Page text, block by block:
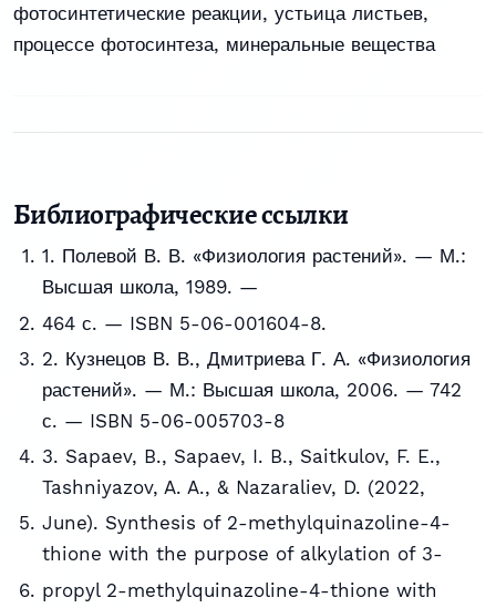
фотосинтетические реакции, устьица листьев,
процессе фотосинтеза, минеральные вещества
Библиографические ссылки
1. Полевой В. В. «Физиология растений». — М.:
Высшая школа, 1989. —
464 с. — ISBN 5-06-001604-8.
2. Кузнецов В. В., Дмитриева Г. А. «Физиология
растений». — М.: Высшая школа, 2006. — 742
с. — ISBN 5-06-005703-8
3. Sapaev, B., Sapaev, I. B., Saitkulov, F. E.,
Tashniyazov, A. A., & Nazaraliev, D. (2022,
June). Synthesis of 2-methylquinazoline-4-
thione with the purpose of alkylation of 3-
propyl 2-methylquinazoline-4-thione with